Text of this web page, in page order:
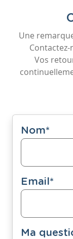
Une
Vos
Nom*
Email*
Ma